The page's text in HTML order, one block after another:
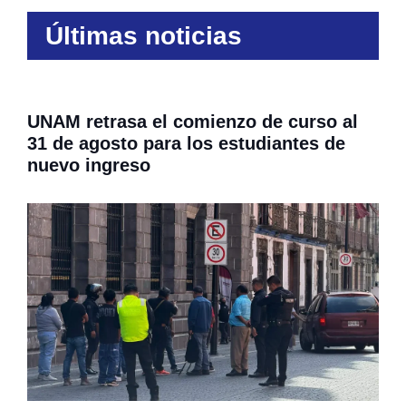
Últimas noticias
UNAM retrasa el comienzo de curso al
31 de agosto para los estudiantes de
nuevo ingreso